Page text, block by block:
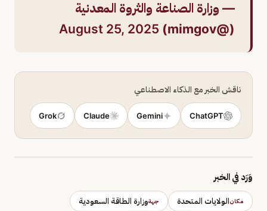
— وزارة الصناعة والثروة المعدنية
(@mimgov)
August 25, 2025
ناقش الخبر مع الذكاء الاصطناعي
ChatGPT
Gemini
Claude
Grok
وَرَد في الخبر
مكانالولايات المتحدة جهةوزارة الطاقة السعودية